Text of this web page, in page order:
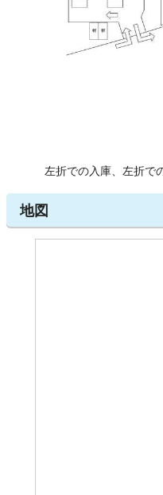
左折での入庫、左折で
地図